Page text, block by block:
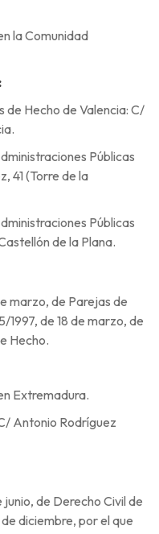
la Comunidad
de Hecho de Valencia: C/
Públicas
41 (Torre de la
Públicas
de la Plana.
marzo, de Parejas de
de 18 de marzo, de
Hecho.
Extremadura.
Antonio Rodríguez
de Derecho Civil de
diciembre, por el que